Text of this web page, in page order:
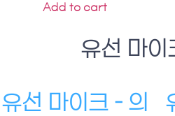
Add to cart
유선 마이
유선 마이크 – 의